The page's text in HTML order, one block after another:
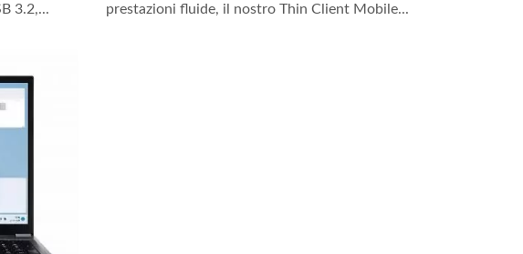
3.2,...
prestazioni fluide, il nostro Thin Client Mobile...